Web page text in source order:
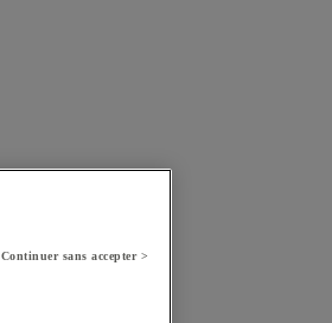
Continuer sans accepter >